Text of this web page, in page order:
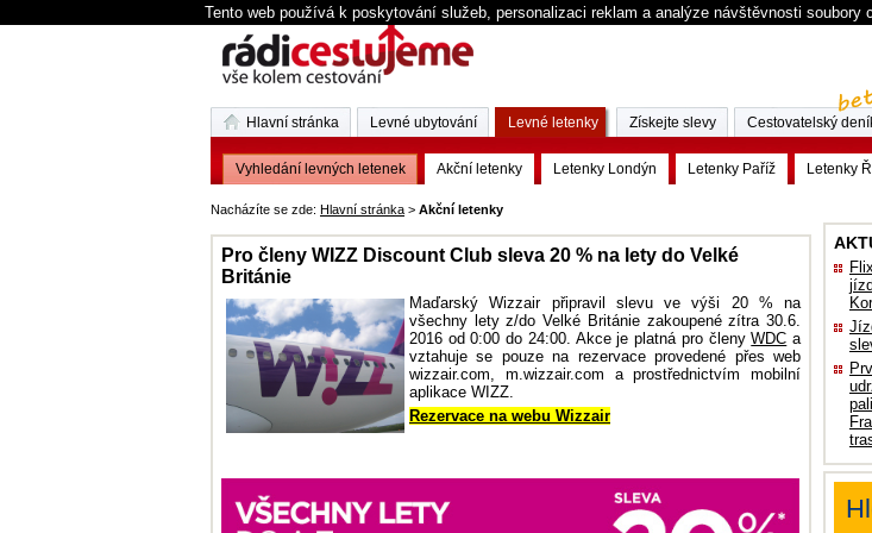
Tento web používá k poskytování služeb, personalizaci reklam a analýze návštěvnosti
Nacházíte se zde: Hlavní stránka > Akční letenky
Pro členy WIZZ Discount Club sleva 20 % na lety do Velké
Británie
Maďarský Wizzair připravil slevu ve výši 20 % na
všechny lety z/do Velké Británie zakoupené zítra 30.6.
2016 od 0:00 do 24:00. Akce je platná pro členyWDC a
vztahuje se pouze na rezervace provedené přes web
wizzair.com, m.wizzair.com a prostřednictvím mobilní
aplikace WIZZ.
Rezervace na webu Wizzair
Hlavní stránka Levné ubytování Levné letenky
Vyhledání levných letenek Akční letenky Letenky Londýn Letenky Paříž Letenky
Získejte slevy Cestovatelský